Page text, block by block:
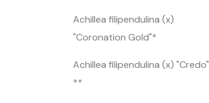
Achillea filipendulina (x)
"Coronation Gold"*
Achillea filipendulina (x) "Credo"
**